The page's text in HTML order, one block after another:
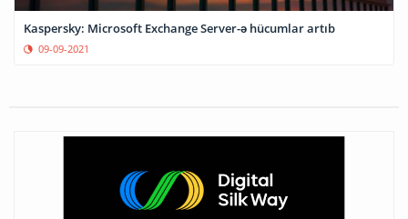
Kaspersky: Microsoft Exchange Server-ə hücumlar artıb
09-09-2021